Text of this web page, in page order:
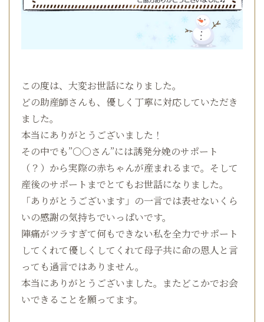
この度は、大変お世話になりました。
どの助産師さんも、優しく丁寧に対応していただき
ました。
本当にありがとうございました！
その中でも”○○さん”には誘発分娩のサポート
（？）から実際の赤ちゃんが産まれるまで。そして
産後のサポートまでとてもお世話になりました。
「ありがとうございます」の一言では表せないくら
いの感謝の気持ちでいっぱいです。
陣痛がツラすぎて何もできない私を全力でサポート
してくれて優しくしてくれて母子共に命の恩人と言
っても過言ではありません。
本当にありがとうございました。またどこかでお会
いできることを願ってます。